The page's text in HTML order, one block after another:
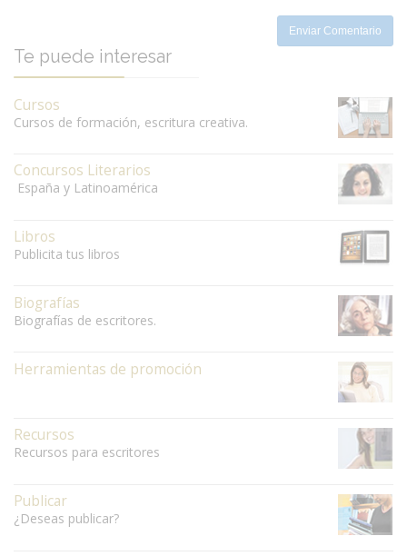
Enviar Comentario
Te puede interesar
Cursos
Cursos de formación, escritura creativa.
Concursos Literarios
España y Latinoamérica
Libros
Publicita tus libros
Biografías
Biografías de escritores.
Herramientas de promoción
Recursos
Recursos para escritores
Publicar
¿Deseas publicar?